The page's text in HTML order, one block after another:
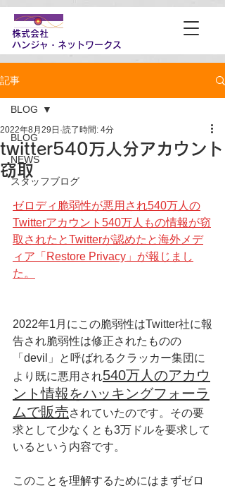
株式会社
​ハンジャ・ネットワークス
記事
BLOG
NEWS
スタッフブログ
BLOG
twitter540万人分アカウント
窃取
2022年8月29日 読了時間: 4分
ゼロディ脆弱性が悪用され540万人の
Twitterアカウント540万人もの情報が窃
取されたとTwitterが認めたと海外メデ
ィア「Restore Privacy」が報じまし
た。
2022年1月にこの脆弱性はTwitter社に報
告され脆弱性は修正されたものの
「devil」と呼ばれるクラッカー集団に
より既に悪用され540万人のアカウ
ント情報をハッキングフォーラ
ムで販売されていたのです。その要
求として少なくとも3万ドルを要求して
いるという内容です。
このことを理解するためにはまずゼロ